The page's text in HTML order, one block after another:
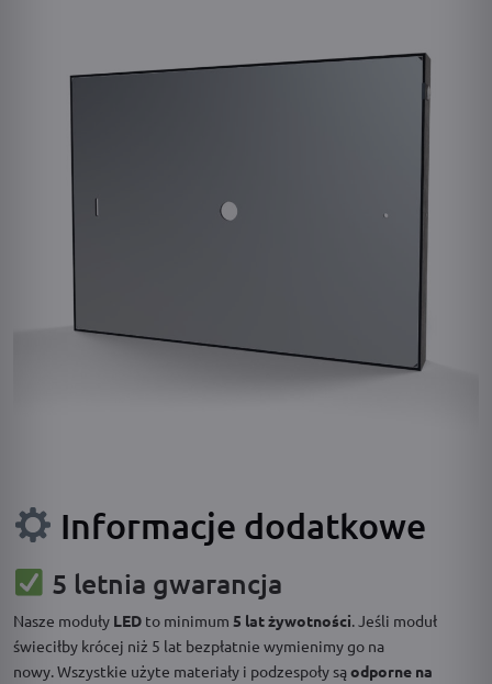
Informacje dodatkowe
5 letnia gwarancja
Nasze moduły LED to minimum 5 lat żywotności . Jeśli moduł
świeciłby krócej niż 5 lat bezpłatnie wymienimy go na
nowy. Wszystkie użyte materiały i podzespoły sąodporne na